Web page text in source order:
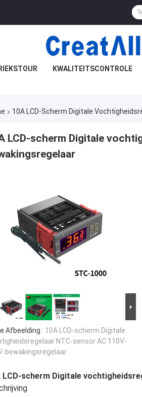
KWALITEITSCONTROLE
10A LCD-Scherm Digitale
LCD-scherm Digitale
Afbeelding : 10A LCD-scherm Digitale
NTC-sensor AC 110V-
bewakingsregelaar
LCD-scherm Digitale